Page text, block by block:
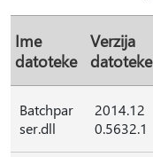
Ime
datoteke
Verzija
datoteke
Batchpar
ser.dll
2014.12
0.5632.1